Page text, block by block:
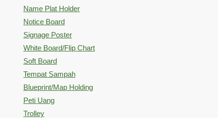
Name Plat Holder
Notice Board
Signage Poster
White Board/Flip Chart
Soft Board
Tempat Sampah
Blueprint/Map Holding
Peti Uang
Trolley